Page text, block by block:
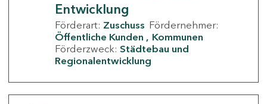
Entwicklung
Förderart: Zuschuss Fördernehmer:
Öffentliche Kunden
Kommunen
Förderzweck: Städtebau und
Regionalentwicklung